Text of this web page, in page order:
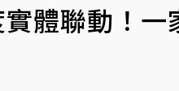
體聯動！一